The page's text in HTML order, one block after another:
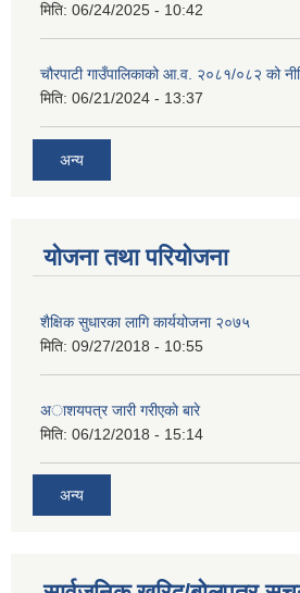
मिति: 06/24/2025 - 10:42
चौरपाटी गाउँपालिकाको आ.व. २०८१/०८२ को
मिति: 06/21/2024 - 13:37
अन्य
योजना तथा परियोजना
शैक्षिक सुधारका लागि कार्ययोजना २०७५
मिति: 09/27/2018 - 10:55
अाशयपत्र जारी गरीएकाे बारे
मिति: 06/12/2018 - 15:14
अन्य